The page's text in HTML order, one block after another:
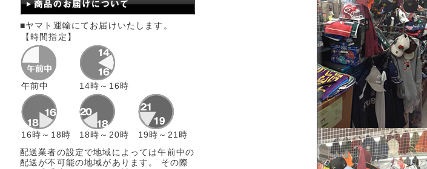
■ヤマト運輸にてお届けいたします。
【時間指定】
午前中 14時～16時
16時～18時 18時～20時
19時～21時
配送業者の設定で地域によっては午前中の
配送が不可能の地域があります。 その際